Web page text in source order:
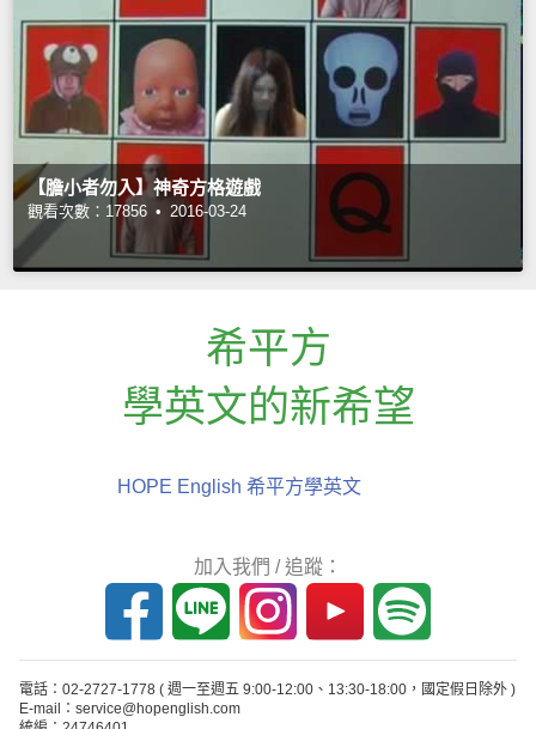
【膽小者勿入】神奇方格遊戲
觀看次數：17856 • 2016-03-24
希平方
學英文的新希望
HOPE English 希平方學英文
加入我們 / 追蹤：
電話：02-2727-1778 ( 週一至週五 9:00-12:00、13:30-18:00，國定假日除外 )
E-mail：service@hopenglish.com